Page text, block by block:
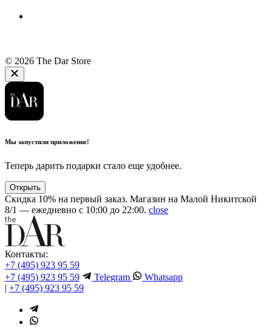
© 2026 The Dar Store
Мы запустили приложение!
Теперь дарить подарки стало еще удобнее.
Открыть
Скидка 10% на первый заказ. Магазин на Малой Никитской
8/1 — ежедневно с 10:00 до 22:00. close
Контакты:
+7 (495) 923 95 59
+7 (495) 923 95 59
Telegram
Whatsapp
| +7 (495) 923 95 59